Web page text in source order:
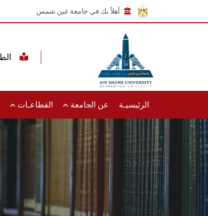
أهلاً بك في جامعة عين شمس
الرئيسيـة عن الجامعة القطاعـات